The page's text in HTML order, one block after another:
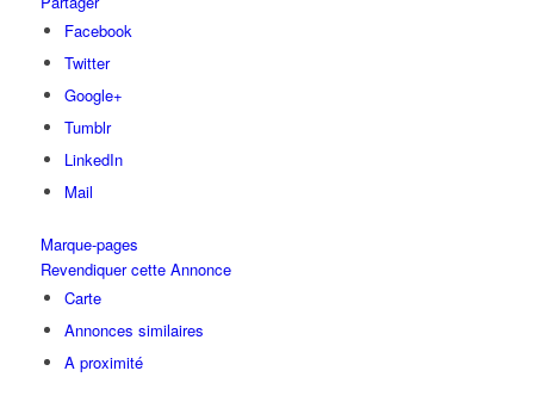
Facebook
Twitter
Google+
Tumblr
LinkedIn
Mail
Marque-pages
Revendiquer cette Annonce
Carte
Annonces similaires
A proximité